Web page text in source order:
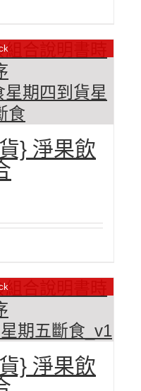
} 淨果飲
} 淨果飲